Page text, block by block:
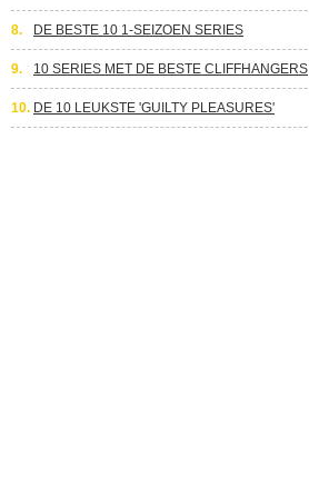
8. DE BESTE 10 1-SEIZOEN SERIES
9. 10 SERIES MET DE BESTE CLIFFHANGERS
10. DE 10 LEUKSTE 'GUILTY PLEASURES'